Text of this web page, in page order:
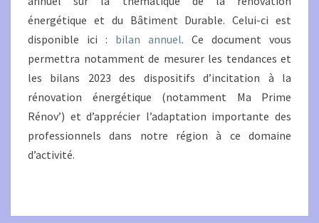
énergétique et du Bâtiment Durable. Celui-ci est
disponible ici : bilan annuel. Ce document vous
permettra notamment de mesurer les tendances et
les bilans 2023 des dispositifs d’incitation à la
rénovation énergétique (notamment Ma Prime
Rénov’) et d’apprécier l’adaptation importante des
professionnels dans notre région à ce domaine
d’activité.